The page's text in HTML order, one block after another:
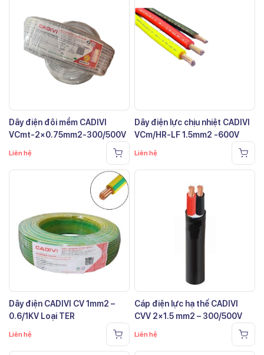
Dây điện đôi mềm CADIVI
VCmt-2×0.75mm2-300/500V
Liên hệ
Dây điện lực chịu nhiệt CADIVI
VCm/HR-LF 1.5mm2 -600V
Liên hệ
Dây điện CADIVI CV 1mm2 –
0.6/1KV Loại TER
Liên hệ
Cáp điện lực hạ thế CADIVI
CVV 2×1.5 mm2 – 300/500V
Liên hệ